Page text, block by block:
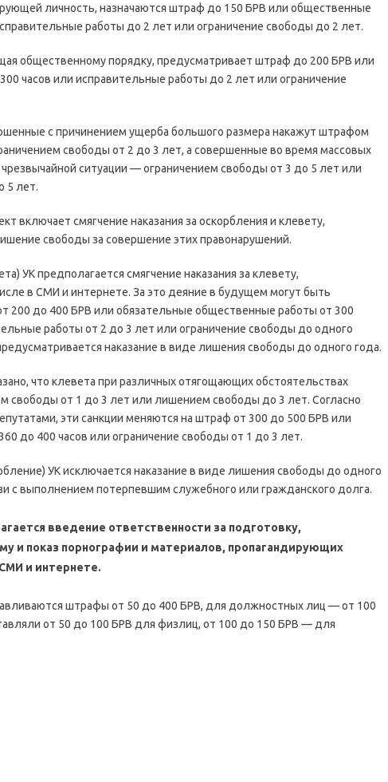
личность, назначаются штраф до 150 БРВ или общественные
работы до 2 лет или ограничение свободы до 2 лет.
общественному порядку, предусматривает штраф до 200 БРВ или
часов или исправительные работы до 2 лет или ограничение
с причинением ущерба большого размера накажут штрафом
свободы от 2 до 3 лет, а совершенные во время массовых
ситуации — ограничением свободы от 3 до 5 лет или
5 лет.
включает смягчение наказания за оскорбления и клевету,
свободы за совершение этих правонарушений.
УК предполагается смягчение наказания за клевету,
в СМИ и интернете. За это деяние в будущем могут быть
200 до 400 БРВ или обязательные общественные работы от 300
работы от 2 до 3 лет или ограничение свободы до одного
наказание в виде лишения свободы до одного года.
что клевета при различных отягощающих обстоятельствах
свободы от 1 до 3 лет или лишением свободы до 3 лет. Согласно
эти санкции меняются на штраф от 300 до 500 БРВ или
до 400 часов или ограничение свободы от 1 до 3 лет.
УК исключается наказание в виде лишения свободы до одного
с выполнением потерпевшим служебного или гражданского долга.
введение ответственности за подготовку,
и показ порнографии и материалов, пропагандирующих
и интернете.
штрафы от 50 до 400 БРВ, для должностных лиц — от 100
от 50 до 100 БРВ для физлиц, от 100 до 150 БРВ — для